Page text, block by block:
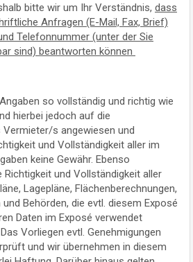
bitte wir um Ihr Verständnis, dass
Anfragen (E-Mail, Fax, Brief)
Telefonnummer (unter der Sie
sind) beantworten können
so vollständig und richtig wie
hierbei jedoch auf die
s angewiesen und
und Vollständigkeit aller im
keine Gewähr. Ebenso
und Vollständigkeit aller
Lagepläne, Flächenberechnungen,
Behörden, die evtl. diesem Exposé
Daten im Exposé verwendet
Vorliegen evtl. Genehmigungen
und wir übernehmen in diesem